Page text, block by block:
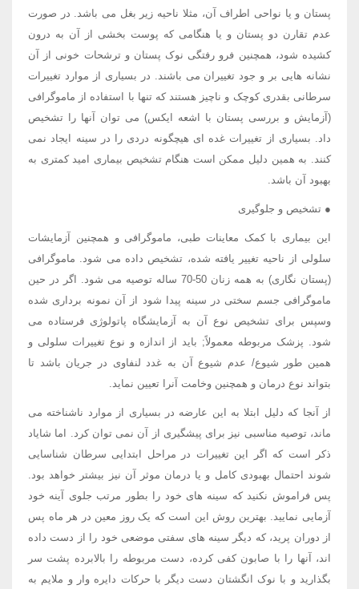
پستان و یا نواحی اطراف آن، مثلا ناحیه زیر بغل می باشد. در صورت
عدم تقارن دو پستان و یا هنگامی که پوست بخشی از آن به درون
کشیده شود، همچنین فرو رفتگی نوک پستان و ترشحات خونی از آن
نشانه هایی بر و جود تغییران می باشند. در بسیاری از موارد تغییرات
سرطانی بقدری کوچک و ناچیز هستند که تنها با استفاده از ماموگرافی
(آزمایش و بررسی پستان با اشعه ایکس) می توان آنها را تشخیص
داد. بسیاری از تغییرات غده ای هیچگونه دردی را در سینه ایجاد نمی
کنند. به همین دلیل ممکن است هنگام تشخیص بیماری امید کمتری به
بهبود آن باشد.
● تشخیص و جلوگیری
این بیماری با کمک معاینات طبی، ماموگرافی و همچنین آزمایشات
سلولی از ناحیه تغییر یافته شده، تشخیص داده می شود. ماموگرافی
(پستان نگاری) به همه زنان 50-70 ساله توصیه می شود. اگر در حین
ماموگرافی جسم سختی در سینه پیدا شود از آن نمونه برداری شده
وسپس برای تشخیص نوع آن به آزمایشگاه پاتولوژی فرستاده می
شود. پزشک مربوطه معمولاً; باید از اندازه و نوع تغییرات سلولی و
همین طور شیوع/ عدم شیوع آن به غدد لنفاوی در جریان باشد تا
بتواند نوع درمان و همچنین وخامت آنرا تعیین نماید.
از آنجا که دلیل ابتلا به این عارضه در بسیاری از موارد ناشناخته می
ماند، توصیه مناسبی نیز برای پیشگیری از آن نمی توان کرد. اما شایاد
ذکر است که اگر این تغییرات در مراحل ابتدایی سرطان شناسایی
شوند احتمال بهبودی کامل و یا درمان موثر آن نیز بیشتر خواهد بود.
پس فراموش نکنید که سینه های خود را بطور مرتب جلوی آینه خود
آزمایی نمایید. بهترین روش این است که یک روز معین در هر ماه پس
از دوران پرید، که دیگر سینه های سفتی موضعی خود را از دست داده
اند، آنها را با صابون کفی کرده، دست مربوطه را بالابرده پشت سر
بگذارید و با نوک انگشتان دست دیگر با حرکات دایره وار و ملایم به